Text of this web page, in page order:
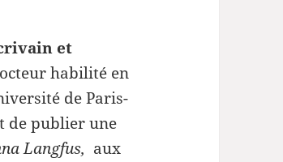
et
habilité en
de Paris-
de publier une
Langfus, aux